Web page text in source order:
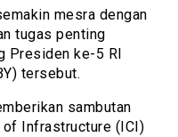
mesra dengan
tugas penting
Presiden ke-5 RI
tersebut.
sambutan
Infrastructure (ICI)